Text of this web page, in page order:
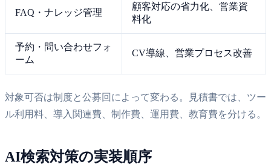
FAQ・ナレッジ管理
顧客対応の省力化、営業資
料化
予約・問い合わせフォ
ーム
CV導線、営業プロセス改善
対象可否は制度と公募回によって変わる。見積書では、ツー
ル利用料、導入関連費、制作費、運用費、教育費を分ける。
AI検索対策の実装順序